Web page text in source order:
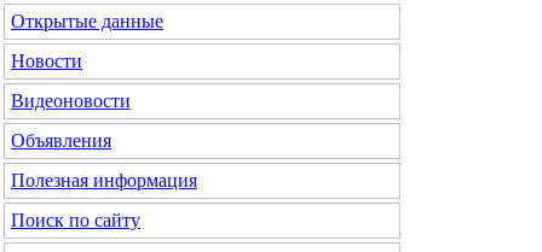
Открытые данные
Новости
Видеоновости
Объявления
Полезная информация
Поиск по сайту